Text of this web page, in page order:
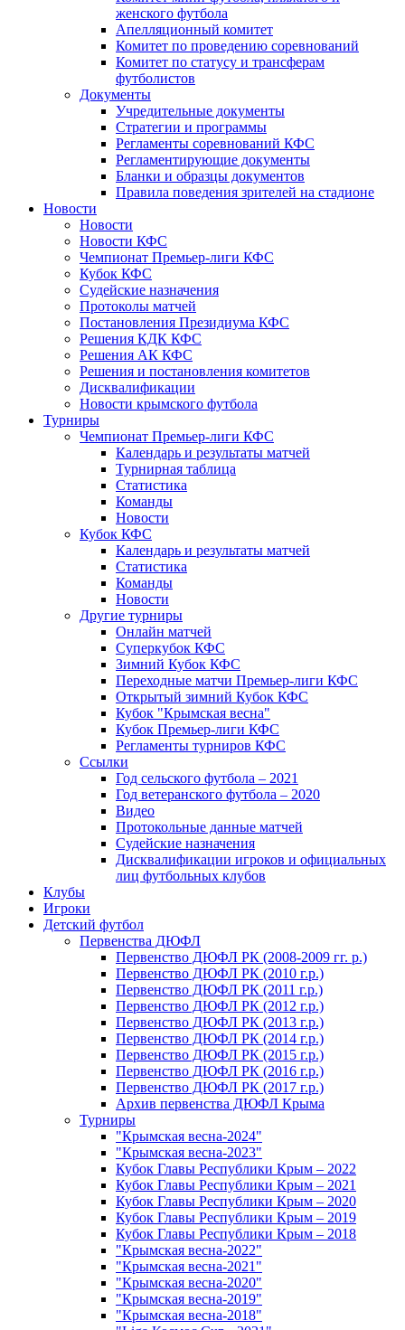
женского футбола
Апелляционный комитет
Комитет по проведению соревнований
Комитет по статусу и трансферам
футболистов
Документы
Учредительные документы
Стратегии и программы
Регламенты соревнований КФС
Регламентирующие документы
Бланки и образцы документов
Правила поведения зрителей на стадионе
Новости
Новости
Новости КФС
Чемпионат Премьер-лиги КФС
Кубок КФС
Судейские назначения
Протоколы матчей
Постановления Президиума КФС
Решения КДК КФС
Решения АК КФС
Решения и постановления комитетов
Дисквалификации
Новости крымского футбола
Турниры
Чемпионат Премьер-лиги КФС
Календарь и результаты матчей
Турнирная таблица
Статистика
Команды
Новости
Кубок КФС
Календарь и результаты матчей
Статистика
Команды
Новости
Другие турниры
Онлайн матчей
Суперкубок КФС
Зимний Кубок КФС
Переходные матчи Премьер-лиги КФС
Открытый зимний Кубок КФС
Кубок "Крымская весна"
Кубок Премьер-лиги КФС
Регламенты турниров КФС
Ссылки
Год сельского футбола – 2021
Год ветеранского футбола – 2020
Видео
Протокольные данные матчей
Судейские назначения
Дисквалификации игроков и официальных
лиц футбольных клубов
Клубы
Игроки
Детский футбол
Первенства ДЮФЛ
Первенство ДЮФЛ РК (2008-2009 гг. р.)
Первенство ДЮФЛ РК (2010 г.р.)
Первенство ДЮФЛ РК (2011 г.р.)
Первенство ДЮФЛ РК (2012 г.р.)
Первенство ДЮФЛ РК (2013 г.р.)
Первенство ДЮФЛ РК (2014 г.р.)
Первенство ДЮФЛ РК (2015 г.р.)
Первенство ДЮФЛ РК (2016 г.р.)
Первенство ДЮФЛ РК (2017 г.р.)
Архив первенства ДЮФЛ Крыма
Турниры
"Крымская весна-2024"
"Крымская весна-2023"
Кубок Главы Республики Крым – 2022
Кубок Главы Республики Крым – 2021
Кубок Главы Республики Крым – 2020
Кубок Главы Республики Крым – 2019
Кубок Главы Республики Крым – 2018
"Крымская весна-2022"
"Крымская весна-2021"
"Крымская весна-2020"
"Крымская весна-2019"
"Крымская весна-2018"